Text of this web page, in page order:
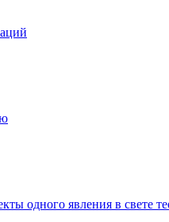
одного явления в свете